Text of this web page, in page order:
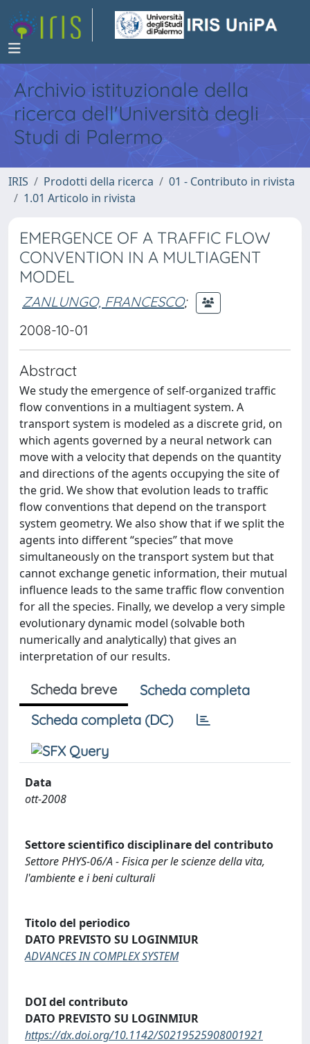
Archivio istituzionale della
ricerca dell'Università degli
Studi di Palermo
IRIS Prodotti della ricerca
01 - Contributo in rivista
1.01 Articolo in rivista
EMERGENCE OF A TRAFFIC FLOW
CONVENTION IN A MULTIAGENT
MODEL
ZANLUNGO, FRANCESCO;
2008-10-01
Abstract
We study the emergence of self-organized traffic
flow conventions in a multiagent system. A
transport system is modeled as a discrete grid, on
which agents governed by a neural network can
move with a velocity that depends on the quantity
and directions of the agents occupying the site of
the grid. We show that evolution leads to traffic
flow conventions that depend on the transport
system geometry. We also show that if we split the
agents into different “species” that move
simultaneously on the transport system but that
cannot exchange genetic information, their mutual
influence leads to the same traffic flow convention
for all the species. Finally, we develop a very simple
evolutionary dynamic model (solvable both
numerically and analytically) that gives an
interpretation of our results.
Scheda breve
Scheda completa
Scheda completa (DC)
Data
ott-2008
Settore scientifico disciplinare del contributo
Settore PHYS-06/A - Fisica per le scienze della vita,
l'ambiente e i beni culturali
Titolo del periodico
DATO PREVISTO SU LOGINMIUR
ADVANCES IN COMPLEX SYSTEM
DOI del contributo
DATO PREVISTO SU LOGINMIUR
https://dx.doi.org/10.1142/S0219525908001921